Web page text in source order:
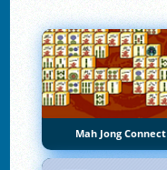
Mah Jong Connect